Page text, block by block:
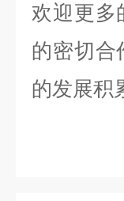
欢迎更多
的密切合
的发展积